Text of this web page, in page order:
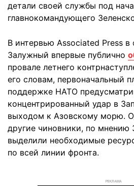
детали своей службы под
главнокомандующего
В интервью Associated Press в
Залужный впервые публично
провале летнего
его словам, первоначальный
поддержке НАТО
концентрированный удар в
выходом к Азовскому морю.
другие чиновники, по мнению
выделили необходимые
по всей линии фронта.
РЕКЛАМА